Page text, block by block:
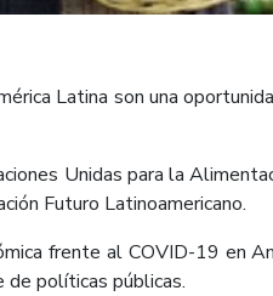
Latina son una
Unidas para la
Futuro Latinoamericano.
frente al COVID-19 en
de políticas públicas.